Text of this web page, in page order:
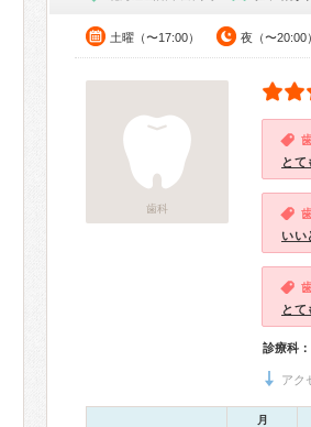
土曜（〜17:00） 夜（〜20:00）
歯科
とて
いい
とて
診療科：
アク
月